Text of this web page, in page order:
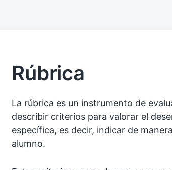
Rúbrica
La rúbrica es un instrumento de
describir criterios para valorar el
específica, es decir, indicar de
alumno.